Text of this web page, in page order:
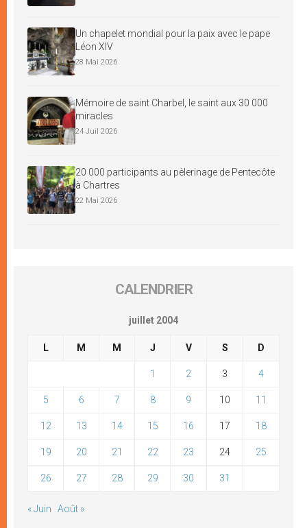
Un chapelet mondial pour la paix avec le pape
Léon XIV
28 Mai 2026
Mémoire de saint Charbel, le saint aux 30 000
miracles
24 Juil 2026
20 000 participants au pèlerinage de Pentecôte
à Chartres
22 Mai 2026
CALENDRIER
juillet 2004
L M M J V S D
1 2 3 4
5 6 7 8 9 10 11
12 13 14 15 16 17 18
19 20 21 22 23 24 25
26 27 28 29 30 31
« Juin Août »